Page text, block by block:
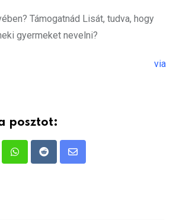
Támogatnád Lisát, tudva, hogy
gyermeket nevelni?
via
posztot:
WhatsappRedditShare